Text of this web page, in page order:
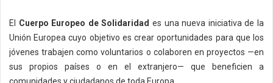
El Cuerpo Europeo de Solidaridad es una nueva iniciativa de la
Unión Europea cuyo objetivo es crear oportunidades para que los
jóvenes trabajen como voluntarios o colaboren en proyectos —en
sus propios países o en el extranjero— que beneficien a